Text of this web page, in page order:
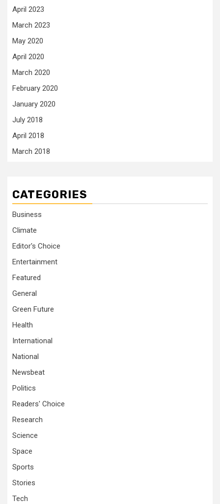
April 2023
March 2023
May 2020
April 2020
March 2020
February 2020
January 2020
July 2018
April 2018
March 2018
CATEGORIES
Business
Climate
Editor's Choice
Entertainment
Featured
General
Green Future
Health
International
National
Newsbeat
Politics
Readers' Choice
Research
Science
Space
Sports
Stories
Tech